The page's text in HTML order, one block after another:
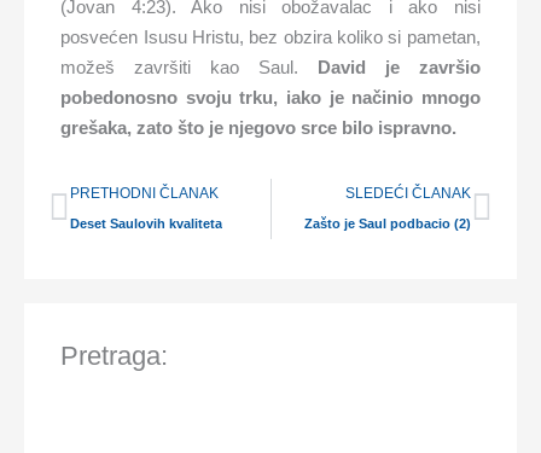
(Jovan 4:23). Ako nisi obožavalac i ako nisi
posvećen Isusu Hristu, bez obzira koliko si pametan,
možeš završiti kao Saul. David je završio
pobedonosno svoju trku, iako je načinio mnogo
grešaka, zato što je njegovo srce bilo ispravno.
Prev
PRETHODNI ČLANAK
Deset Saulovih kvaliteta
SLEDEĆI ČLANAK
Zašto je Saul podbacio (2)
Pretraga: